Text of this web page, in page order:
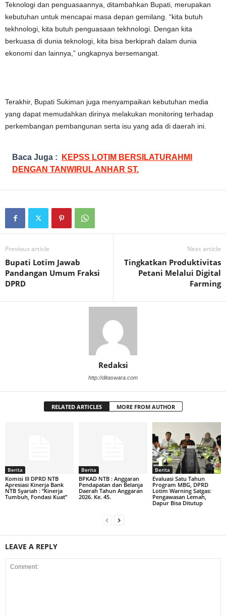
Teknologi dan penguasaannya, ditambahkan Bupati, merupakan
kebutuhan untuk mencapai masa depan gemilang. “kita butuh
tekhnologi, kita butuh penguasaan tekhnologi. Dengan kita
berkuasa di dunia teknologi, kita bisa berkiprah dalam dunia
ekonomi dan lainnya,” ungkapnya bersemangat.
Terakhir, Bupati Sukiman juga menyampaikan kebutuhan media
yang dapat memudahkan dirinya melakukan monitoring terhadap
perkembangan pembangunan serta isu yang ada di daerah ini.
Baca Juga :
KEPSS LOTIM BERSILATURAHMI
DENGAN TANWIRUL ANHAR ST.
Previous article
Bupati Lotim Jawab
Pandangan Umum Fraksi
DPRD
Next article
Tingkatkan Produktivitas
Petani Melalui Digital
Farming
Redaksi
http://ditaswara.com
RELATED ARTICLES MORE FROM AUTHOR
Berita
Komisi III DPRD NTB
Apresiasi Kinerja Bank
NTB Syariah : “Kinerja
Tumbuh, Fondasi Kuat”
Berita
BPKAD NTB : Anggaran
Pendapatan dan Belanja
Daerah Tahun Anggaran
2026. Ke. 45.
Berita
Evaluasi Satu Tahun
Program MBG, DPRD
Lotim Warning Satgas:
Pengawasan Lemah,
Dapur Bisa Ditutup
LEAVE A REPLY